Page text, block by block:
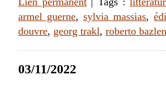
armel guerne,sylvia massias,
douvre, georg trakl, roberto bazlen
03/11/2022